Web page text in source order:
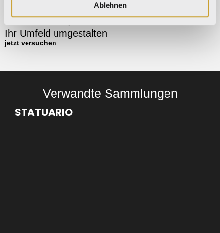
Ablehnen
Entdecken Sie, wie unsere Produkte
Ihr Umfeld umgestalten
jetzt versuchen
Verwandte Sammlungen
STATUARIO